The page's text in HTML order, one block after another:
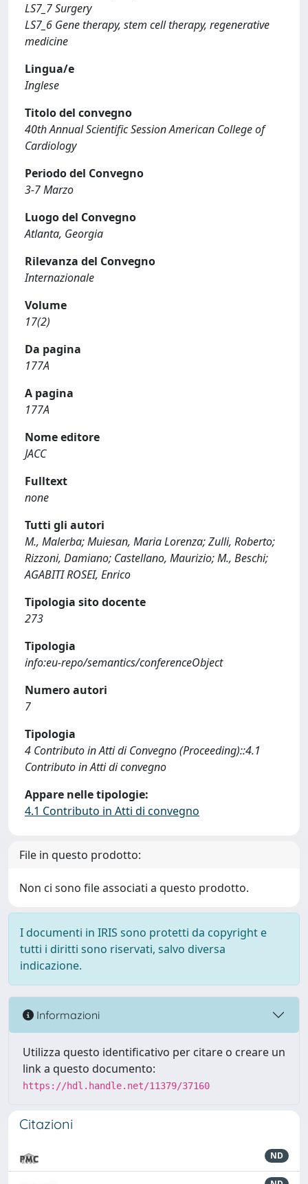
LS7_7 Surgery
LS7_6 Gene therapy, stem cell therapy, regenerative
medicine
Lingua/e
Inglese
Titolo del convegno
40th Annual Scientific Session American College of
Cardiology
Periodo del Convegno
3-7 Marzo
Luogo del Convegno
Atlanta, Georgia
Rilevanza del Convegno
Internazionale
Volume
17(2)
Da pagina
177A
A pagina
177A
Nome editore
JACC
Fulltext
none
Tutti gli autori
M., Malerba; Muiesan, Maria Lorenza; Zulli, Roberto;
Rizzoni, Damiano; Castellano, Maurizio; M., Beschi;
AGABITI ROSEI, Enrico
Tipologia sito docente
273
Tipologia
info:eu-repo/semantics/conferenceObject
Numero autori
7
Tipologia
4 Contributo in Atti di Convegno (Proceeding)::4.1
Contributo in Atti di convegno
Appare nelle tipologie:
4.1 Contributo in Atti di convegno
File in questo prodotto:
Non ci sono file associati a questo prodotto.
I documenti in IRIS sono protetti da copyright e
tutti i diritti sono riservati, salvo diversa
indicazione.
Informazioni
Utilizza questo identificativo per citare o creare un
link a questo documento:
https://hdl.handle.net/11379/37160
Citazioni
ND